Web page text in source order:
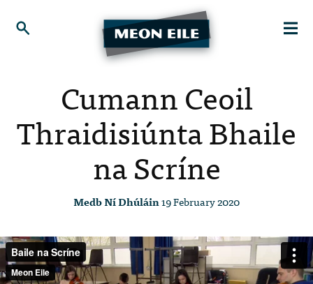
Cumann Ceoil
Thraidisiúnta Bhaile
na Scríne
Medb Ní Dhúláin19 February 2020